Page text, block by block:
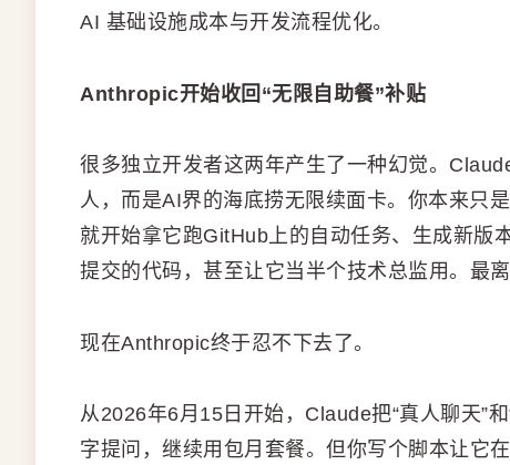
AI 基础设施成本与开发流程优化。
Anthropic开始收回“无限自助餐”补贴
很多独立开发者这两年产生了一种幻觉。
人，而是AI界的海底捞无限续面卡。你本来只
就开始拿它跑GitHub上的自动任务、生成新版
提交的代码，甚至让它当半个技术总监用。最
现在Anthropic终于忍不下去了。
从2026年6月15日开始，Claude把“真人聊天”
字提问，继续用包月套餐。但你写个脚本让它